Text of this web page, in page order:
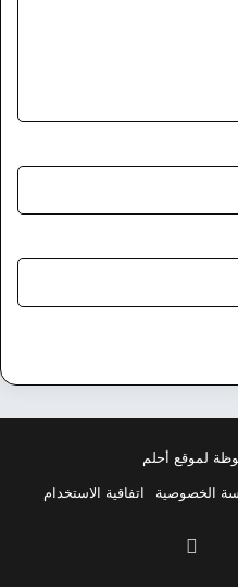
لموقع أحلم
الخصوصية اتفاقية الاستخدام